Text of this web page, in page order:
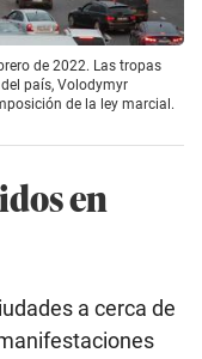
de 2022. Las tropas
país, Volodymyr
de la ley marcial.
en
a cerca de